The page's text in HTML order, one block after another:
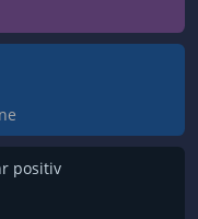
positiv